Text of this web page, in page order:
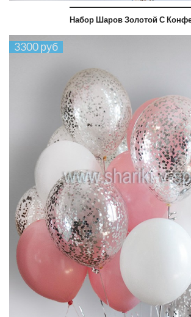
Набор Шаров Золотой С
3300 руб